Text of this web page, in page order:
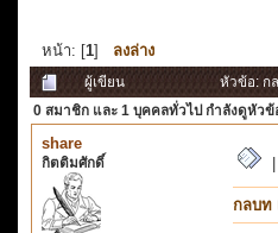
หน้า: [1] ลงล่าง
ผู้เขียน
หัวข้อ: ก
0 สมาชิก และ 1 บุคคลทั่วไป กำลังดูหัวข้
share
กิตติมศักดิ์
กลบท